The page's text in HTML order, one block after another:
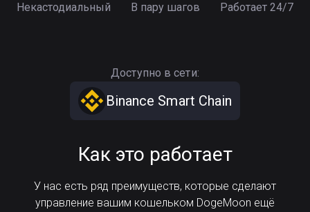
Некастодиальный В пару шагов Работает 24/7
Доступно в сети:
Binance Smart Chain
Как это работает
У нас есть ряд преимуществ, которые сделают
управление вашим кошельком DogeMoon ещё